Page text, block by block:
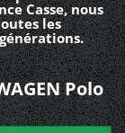
Casse, nous
les
Polo